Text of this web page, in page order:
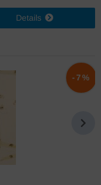
Details
-7%